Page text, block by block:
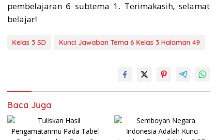
pembelajaran 6 subtema 1. Terimakasih, selamat
belajar!
Kelas 3 SD Kunci Jawaban Tema 6 Kelas 3 Halaman 49
Baca Juga